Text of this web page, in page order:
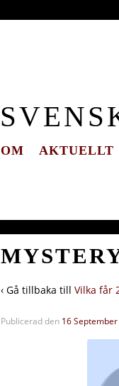
OM AKTUELLT
‹ Gå tillbaka till Vilka får
Publicerad den 16